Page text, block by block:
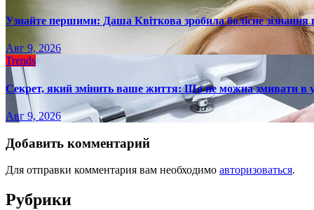
Узнайте першими: Даша Квіткова зробила болісне
Авг 9, 2026
Trends
Секрет, який змінить ваше життя: Що не можна змивати в
Авг 9, 2026
Добавить комментарий
Для отправки комментария вам необходимо авторизоваться.
Рубрики